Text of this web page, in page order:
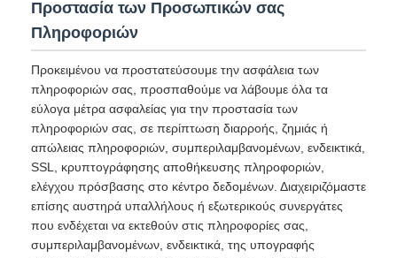
Προστασία των Προσωπικών σας
Πληροφοριών
Προκειμένου να προστατεύσουμε την ασφάλεια των
πληροφοριών σας, προσπαθούμε να λάβουμε όλα τα
εύλογα μέτρα ασφαλείας για την προστασία των
πληροφοριών σας, σε περίπτωση διαρροής, ζημιάς ή
απώλειας πληροφοριών, συμπεριλαμβανομένων, ενδεικτικά,
SSL, κρυπτογράφησης αποθήκευσης πληροφοριών,
ελέγχου πρόσβασης στο κέντρο δεδομένων. Διαχειριζόμαστε
επίσης αυστηρά υπαλλήλους ή εξωτερικούς συνεργάτες
που ενδέχεται να εκτεθούν στις πληροφορίες σας,
συμπεριλαμβανομένων, ενδεικτικά, της υπογραφής